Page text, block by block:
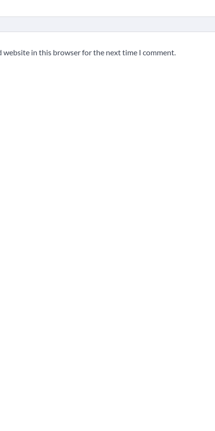
website in this browser for the next time I comment.